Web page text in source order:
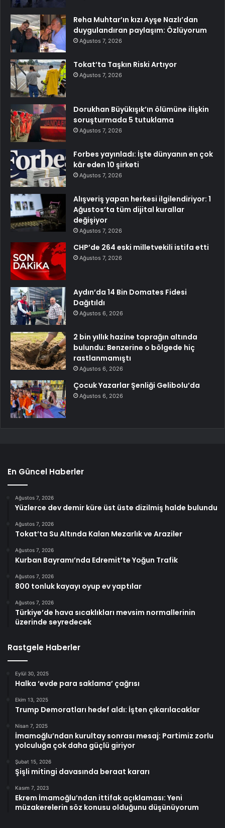
Reha Muhtar’ın kızı Ayşe Nazlı’dan
duygulandıran paylaşım: Özlüyorum
Ağustos 7, 2026
Tokat’ta Taşkın Riski Artıyor
Ağustos 7, 2026
Dorukhan Büyükışık’ın ölümüne ilişkin
soruşturmada 5 tutuklama
Ağustos 7, 2026
Forbes yayınladı: İşte dünyanın en çok
kâr eden 10 şirketi
Ağustos 7, 2026
Alışveriş yapan herkesi ilgilendiriyor: 1
Ağustos’ta tüm dijital kurallar
değişiyor
Ağustos 7, 2026
CHP’de 264 eski milletvekili istifa etti
Ağustos 7, 2026
Aydın’da 14 Bin Domates Fidesi
Dağıtıldı
Ağustos 6, 2026
2 bin yıllık hazine toprağın altında
bulundu: Benzerine o bölgede hiç
rastlanmamıştı
Ağustos 6, 2026
Çocuk Yazarlar Şenliği Gelibolu’da
Ağustos 6, 2026
En Güncel Haberler
Ağustos 7, 2026
Yüzlerce dev demir küre üst üste dizilmiş halde bulundu
Ağustos 7, 2026
Tokat’ta Su Altında Kalan Mezarlık ve Araziler
Ağustos 7, 2026
Kurban Bayramı’nda Edremit’te Yoğun Trafik
Ağustos 7, 2026
800 tonluk kayayı oyup ev yaptılar
Ağustos 7, 2026
Türkiye’de hava sıcaklıkları mevsim normallerinin
üzerinde seyredecek
Rastgele Haberler
Eylül 30, 2025
Halka ‘evde para saklama’ çağrısı
Ekim 13, 2025
Trump Demoratları hedef aldı: İşten çıkarılacaklar
Nisan 7, 2025
İmamoğlu’ndan kurultay sonrası mesaj: Partimiz zorlu
yolculuğa çok daha güçlü giriyor
Şubat 15, 2026
Şişli mitingi davasında beraat kararı
Kasım 7, 2023
Ekrem İmamoğlu’ndan ittifak açıklaması: Yeni
müzakerelerin söz konusu olduğunu düşünüyorum